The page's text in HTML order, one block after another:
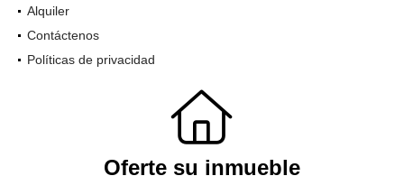
Ventas
Alquiler
Contáctenos